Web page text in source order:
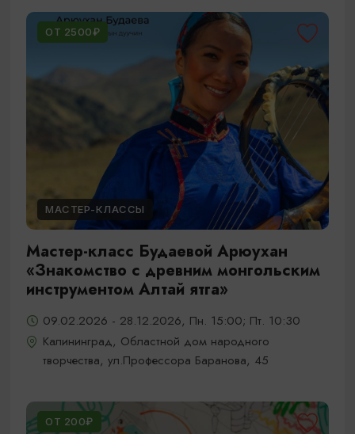
ОТ 2500₽
МАСТЕР-КЛАССЫ
Мастер-класс Будаевой Арюухан
«Знакомство с древним монгольским
инструментом Алтай ятга»
09.02.2026 - 28.12.2026, Пн. 15:00; Пт. 10:30
Калининград, Областной дом народного
творчества, ул.Профессора Баранова, 45
ОТ 200₽